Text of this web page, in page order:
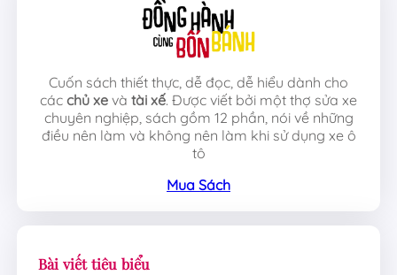
Cuốn sách thiết thực, dễ đọc, dễ hiểu dành cho
các chủ xe và tài xế. Được viết bởi một thợ sửa xe
chuyên nghiệp, sách gồm 12 phần, nói về những
điều nên làm và không nên làm khi sử dụng xe ô
tô
Mua Sách
Bài viết tiêu biểu